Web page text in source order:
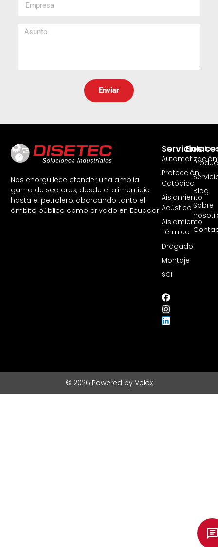
Enviar
Nos enorgullece atender una amplia
gama de sectores, desde el alimenticio
hasta el petrolero, abarcando tanto el
ámbito público como privado en Ecuador.
Servicios
Automatización
Protección
Catódica
Aislamiento
Acústico
Aislamiento
Térmico
Dragado
Montaje
SCI
Inicio
Blog
Sobre
© 2026 Powered by Velox